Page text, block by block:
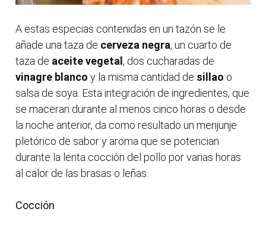
A estas especias contenidas en un tazón se le
añade una taza de cerveza negra, un cuarto de
taza de aceite vegetal , dos cucharadas de
vinagre blanco y la misma cantidad de sillao o
salsa de soya. Esta integración de ingredientes, que
se maceran durante al menos cinco horas o desde
la noche anterior, da como resultado un menjunje
pletórico de sabor y aroma que se potencian
durante la lenta cocción del pollo por varias horas
al calor de las brasas o leñas.
Cocción